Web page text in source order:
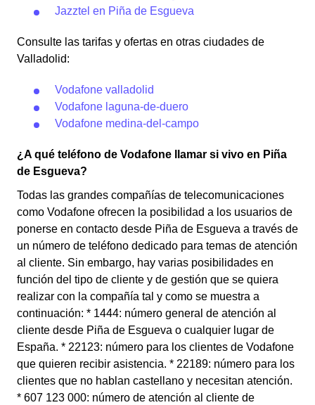
Jazztel en Piña de Esgueva
Consulte las tarifas y ofertas en otras ciudades de
Valladolid:
Vodafone valladolid
Vodafone laguna-de-duero
Vodafone medina-del-campo
¿A qué teléfono de Vodafone llamar si vivo en Piña
de Esgueva?
Todas las grandes compañías de telecomunicaciones
como Vodafone ofrecen la posibilidad a los usuarios de
ponerse en contacto desde Piña de Esgueva a través de
un número de teléfono dedicado para temas de atención
al cliente. Sin embargo, hay varias posibilidades en
función del tipo de cliente y de gestión que se quiera
realizar con la compañía tal y como se muestra a
continuación: * 1444: número general de atención al
cliente desde Piña de Esgueva o cualquier lugar de
España. * 22123: número para los clientes de Vodafone
que quieren recibir asistencia. * 22189: número para los
clientes que no hablan castellano y necesitan atención.
* 607 123 000: número de atención al cliente de